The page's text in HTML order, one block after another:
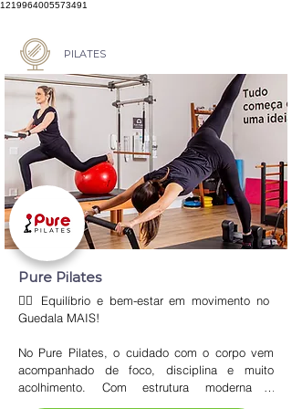
1219964005573491
PILATES
Pure Pilates
🧘‍♀️ Equilíbrio e bem-estar em movimento no
Guedala MAIS!
No Pure Pilates, o cuidado com o corpo vem
acompanhado de foco, disciplina e muito
acolhimento. Com estrutura moderna e